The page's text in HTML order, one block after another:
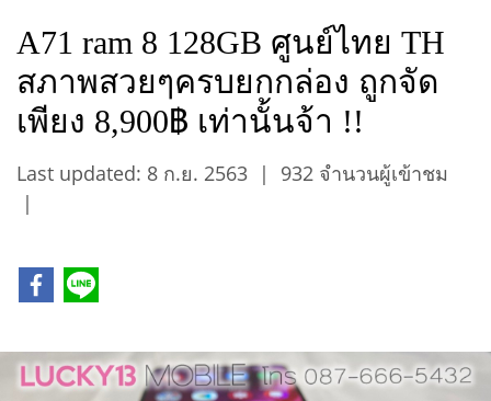
A71 ram 8 128GB ศูนย์ไทย TH
สภาพสวยๆครบยกกล่อง ถูกจัด
เพียง 8,900฿ เท่านั้นจ้า !!
Last updated: 8 ก.ย. 2563 |
932 จำนวนผู้เข้าชม
|